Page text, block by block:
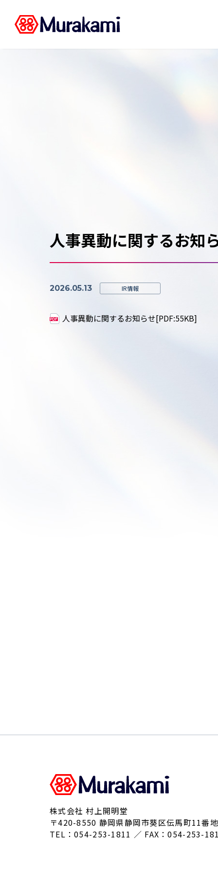
人事異動に関するお知
2026.05.13 IR情報
人事異動に関するお知らせ[PDF:55KB]
株式会社 村上開明堂
〒420-8550 静岡県静岡市葵区伝馬町11番
TEL：054-253-1811 ／ FAX：054-253-